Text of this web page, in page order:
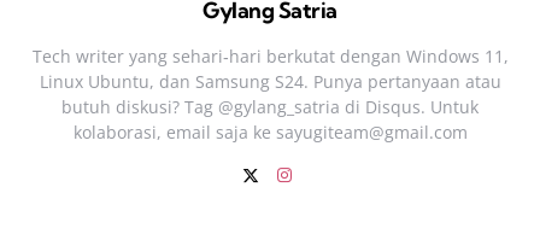
Gylang Satria
Tech writer yang sehari‑hari berkutat dengan Windows 11,
Linux Ubuntu, dan Samsung S24. Punya pertanyaan atau
butuh diskusi? Tag @gylang_satria di Disqus. Untuk
kolaborasi, email saja ke sayugiteam@gmail.com